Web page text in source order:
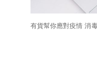
有貨幫你應對疫情 消